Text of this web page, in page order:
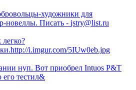
художники для
новеллы. Писать - jstry@list.ru
i.imgur.com/5IUw0eb.jpg
нуп. Вот приобрел Intuos P&T
его тестил&